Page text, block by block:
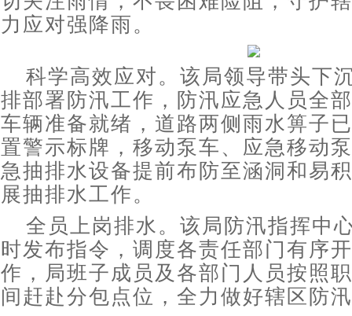
力应对强降雨。
科学高效应对。该局领导带头下
排部署防汛工作，防汛应急人员全
车辆准备就绪，道路两侧雨水箅子
置警示标牌，移动泵车、应急移动
急抽排水设备提前布防至涵洞和易
展抽排水工作。
全员上岗排水。该局防汛指挥中
时发布指令，调度各责任部门有序
作，局班子成员及各部门人员按照
间赶赴分包点位，全力做好辖区防